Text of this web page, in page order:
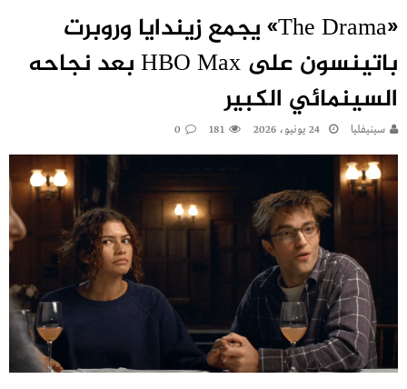
«The Drama» يجمع زيندايا وروبرت
باتينسون على HBO Max بعد نجاحه
السينمائي الكبير
سينيفليا 24 يونيو، 2026 181
0